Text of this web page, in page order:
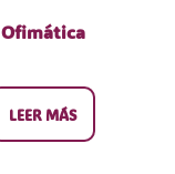
Ofimática
LEER MÁS